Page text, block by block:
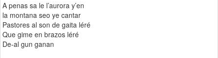
A penas sa le l’aurora y’en
la montana seo ye cantar
Pastores al son de gaita léré
Que gime en brazos léré
De-al gun ganan